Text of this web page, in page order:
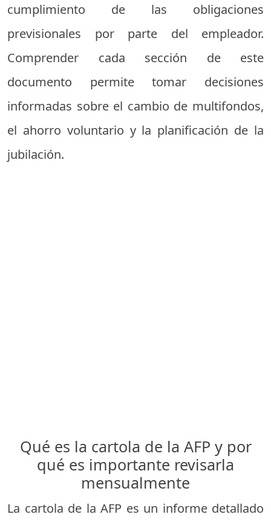
cumplimiento de las obligaciones
previsionales por parte del empleador.
Comprender cada sección de este
documento permite tomar decisiones
informadas sobre el cambio de multifondos,
el ahorro voluntario y la planificación de la
jubilación.
Qué es la cartola de la AFP y por
qué es importante revisarla
mensualmente
La cartola de la AFP es un informe detallado